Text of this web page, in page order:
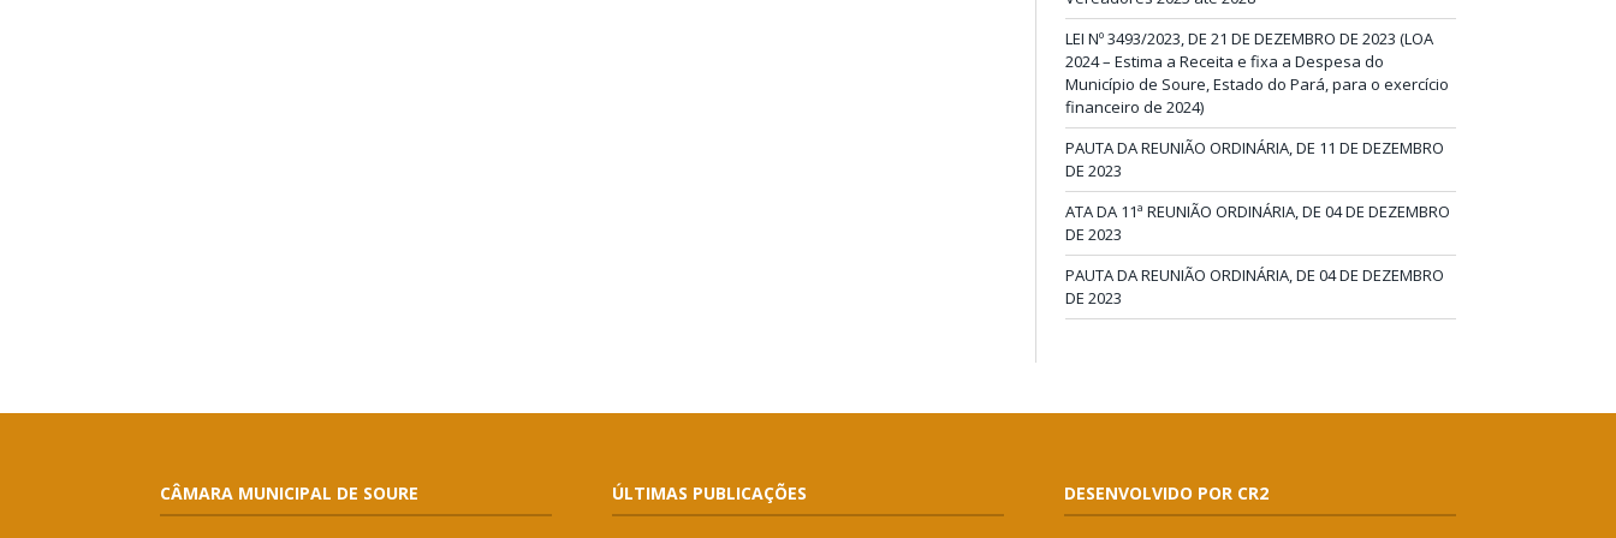
LEI Nº 3493/2023, DE 21 DE DEZEMBRO DE 2023 (LOA
2024 – Estima a Receita e fixa a Despesa do
Município de Soure, Estado do Pará, para o exercício
financeiro de 2024)
PAUTA DA REUNIÃO ORDINÁRIA, DE 11 DE DEZEMBRO
DE 2023
ATA DA 11ª REUNIÃO ORDINÁRIA, DE 04 DE DEZEMBRO
DE 2023
PAUTA DA REUNIÃO ORDINÁRIA, DE 04 DE DEZEMBRO
DE 2023
CÂMARA MUNICIPAL DE SOURE ÚLTIMAS PUBLICAÇÕES DESENVOLVIDO POR CR2